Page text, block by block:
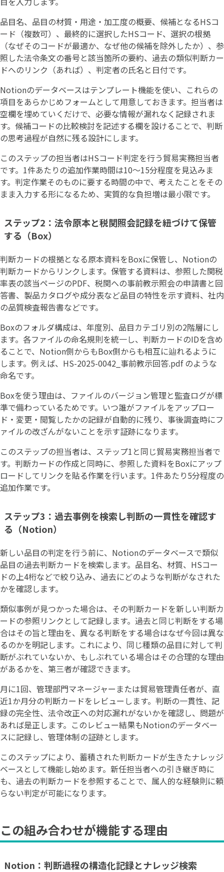
品目名、品目の材質・用途・加工度の概要、候補となるHSコ
ード（複数可）、最終的に選択したHSコード、選択の根拠
（なぜそのコードが最適か、なぜ他の候補を除外したか）、参
照した法令条文の番号と該当箇所の要約、過去の類似判断カー
ドへのリンク（あれば）、判定者の氏名と日付です。
Notionのデータベースはテンプレート機能を使い、これらの
項目をあらかじめフォームとして用意しておきます。担当者は
空欄を埋めていくだけで、必要な情報が漏れなく記録されま
す。候補コードの比較検討を記述する欄を設けることで、判断
の思考過程が自然に残る設計にします。
このステップの担当者はHSコード判定を行う貿易実務担当者
です。1件あたりの追加作業時間は10〜15分程度を見込みま
す。判定作業そのものに要する時間の中で、考えたことをその
まま入力する形になるため、実質的な負担増は最小限です。
ステップ2：法令原本と税関照会記録を紐づけて保管
する（Box）
判断カードの根拠となる原本資料をBoxに保管し、Notionの
判断カードからリンクします。保管する資料は、参照した関税
率表の該当ページのPDF、税関への事前教示照会の申請書と回
答書、製品カタログや成分表など品目の特性を示す資料、社内
の品質検査報告書などです。
Boxのフォルダ構成は、年度別、品目カテゴリ別の2階層にし
ます。各ファイルの命名規則を統一し、判断カードのIDを含め
ることで、Notion側からもBox側からも相互に辿れるように
します。例えば、HS-2025-0042_事前教示回答.pdf のような
命名です。
Boxを使う理由は、ファイルのバージョン管理と監査ログが標
準で備わっているためです。いつ誰がファイルをアップロー
ド・変更・閲覧したかの記録が自動的に残り、事後調査時にフ
ァイルの改ざんがないことを示す証跡になります。
このステップの担当者は、ステップ1と同じ貿易実務担当者で
す。判断カードの作成と同時に、参照した資料をBoxにアップ
ロードしてリンクを貼る作業を行います。1件あたり5分程度の
追加作業です。
ステップ3：過去事例を検索し判断の一貫性を確認す
る（Notion）
新しい品目の判定を行う前に、Notionのデータベースで類似
品目の過去判断カードを検索します。品目名、材質、HSコー
ドの上4桁などで絞り込み、過去にどのような判断がなされた
かを確認します。
類似事例が見つかった場合は、その判断カードを新しい判断カ
ードの参照リンクとして記録します。過去と同じ判断をする場
合はその旨と理由を、異なる判断をする場合はなぜ今回は異な
るのかを明記します。これにより、同じ種類の品目に対して判
断がぶれていないか、もしぶれている場合はその合理的な理由
があるかを、第三者が確認できます。
月に1回、管理部門マネージャーまたは貿易管理責任者が、直
近1か月分の判断カードをレビューします。判断の一貫性、記
録の完全性、法令改正への対応漏れがないかを確認し、問題が
あれば是正します。このレビュー結果もNotionのデータベー
スに記録し、管理体制の証跡とします。
このステップにより、蓄積された判断カードが生きたナレッジ
ベースとして機能し始めます。新任担当者への引き継ぎ時に
も、過去の判断カードを参照することで、属人的な経験則に頼
らない判定が可能になります。
この組み合わせが機能する理由
Notion：判断過程の構造化記録とナレッジ検索